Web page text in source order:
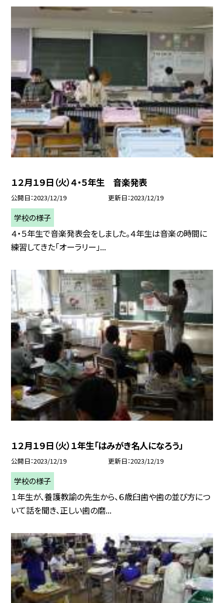
１２月１９日（火）４・５年生 音楽発表
公開日 2023/12/19 更新日 2023/12/19
学校の様子
４・５年生で音楽発表会をしました。４年生は音楽の時間に
練習してきた「オーラリー」...
１２月１９日（火）１年生「はみがき名人になろう」
公開日 2023/12/19 更新日 2023/12/19
学校の様子
１年生が、養護教諭の先生から、６歳臼歯や歯の並び方につ
いて話を聞き、正しい歯の磨...